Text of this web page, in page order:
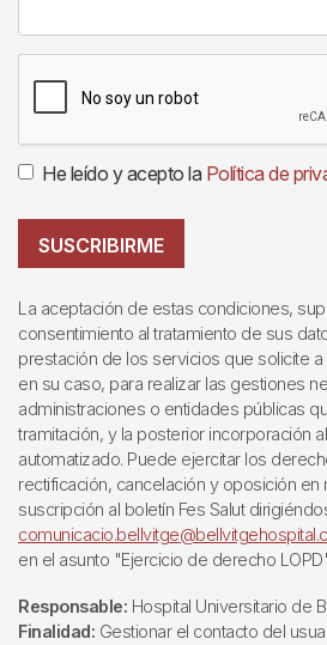
He leído y acepto la Política de
SUSCRIBIRME
La aceptación de estas condiciones,
consentimiento al tratamiento de sus
prestación de los servicios que solicite
en su caso, para realizar las gestiones
administraciones o entidades públicas
tramitación, y la posterior incorporación
automatizado. Puede ejercitar los
rectificación, cancelación y oposición en
suscripción al boletín Fes Salut
en el asunto "Ejercicio de derecho
Responsable: Hospital Universitario de
Finalidad: Gestionar el contacto del